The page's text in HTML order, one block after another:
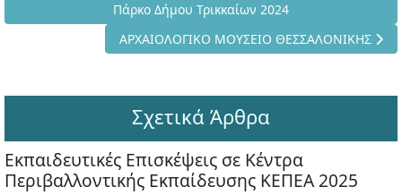
Πάρκο Δήμου Τρικκαίων 2024
Επόμενο άρθρο: ΑΡΧΑΙΟΛΟΓΙΚΟ ΜΟΥΣΕΙΟ
ΑΡΧΑΙΟΛΟΓΙΚΟ ΜΟΥΣΕΙΟ ΘΕΣΣΑΛΟΝΙΚΗΣ
Σχετικά Άρθρα
Εκπαιδευτικές Επισκέψεις σε Κέντρα
Περιβαλλοντικής Εκπαίδευσης ΚΕΠΕΑ 2025